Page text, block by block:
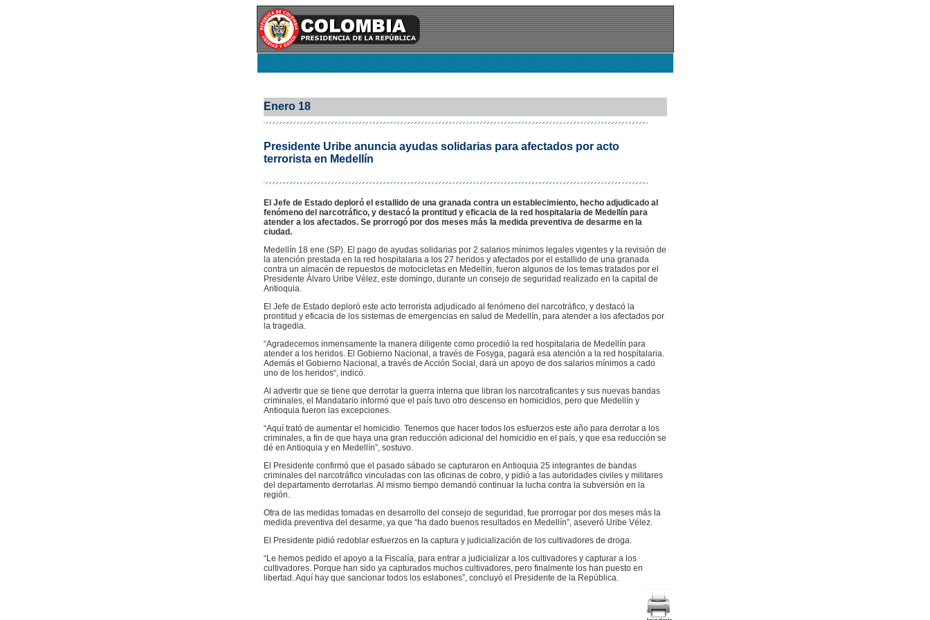
Enero 18
Presidente Uribe anuncia ayudas solidarias para afectados por acto
terrorista en Medellín
El Jefe de Estado deploró el estallido de una granada contra un establecimiento, hecho adjudicado al
fenómeno del narcotráfico, y destacó la prontitud y eficacia de la red hospitalaria de Medellín para
atender a los afectados. Se prorrogó por dos meses más la medida preventiva de desarme en la
ciudad.
Medellín 18 ene (SP). El pago de ayudas solidarias por 2 salarios mínimos legales vigentes y la revisión de
la atención prestada en la red hospitalaria a los 27 heridos y afectados por el estallido de una granada
contra un almacén de repuestos de motocicletas en Medellín, fueron algunos de los temas tratados por el
Presidente Álvaro Uribe Vélez, este domingo, durante un consejo de seguridad realizado en la capital de
Antioquia.
El Jefe de Estado deploró este acto terrorista adjudicado al fenómeno del narcotráfico, y destacó la
prontitud y eficacia de los sistemas de emergencias en salud de Medellín, para atender a los afectados por
la tragedia.
“Agradecemos inmensamente la manera diligente como procedió la red hospitalaria de Medellín para
atender a los heridos. El Gobierno Nacional, a través de Fosyga, pagará esa atención a la red hospitalaria.
Además el Gobierno Nacional, a través de Acción Social, dará un apoyo de dos salarios mínimos a cado
uno de los heridos“, indicó.
Al advertir que se tiene que derrotar la guerra interna que libran los narcotraficantes y sus nuevas bandas
criminales, el Mandatario informó que el país tuvo otro descenso en homicidios, pero que Medellín y
Antioquia fueron las excepciones.
“Aquí trató de aumentar el homicidio. Tenemos que hacer todos los esfuerzos este año para derrotar a los
criminales, a fin de que haya una gran reducción adicional del homicidio en el país, y que esa reducción se
dé en Antioquia y en Medellín”, sostuvo.
El Presidente confirmó que el pasado sábado se capturaron en Antioquia 25 integrantes de bandas
criminales del narcotráfico vinculadas con las oficinas de cobro, y pidió a las autoridades civiles y militares
del departamento derrotarlas. Al mismo tiempo demandó continuar la lucha contra la subversión en la
región.
Otra de las medidas tomadas en desarrollo del consejo de seguridad, fue prorrogar por dos meses más la
medida preventiva del desarme, ya que “ha dado buenos resultados en Medellín”, aseveró Uribe Vélez.
El Presidente pidió redoblar esfuerzos en la captura y judicialización de los cultivadores de droga.
“Le hemos pedido el apoyo a la Fiscalía, para entrar a judicializar a los cultivadores y capturar a los
cultivadores. Porque han sido ya capturados muchos cultivadores, pero finalmente los han puesto en
libertad. Aquí hay que sancionar todos los eslabones”, concluyó el Presidente de la República.